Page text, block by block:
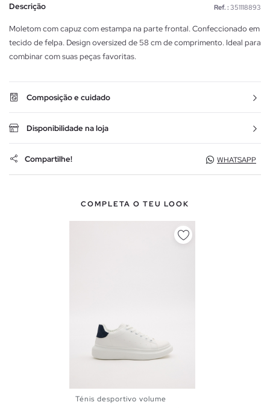
Descrição Ref. : 351118893
Moletom com capuz com estampa na parte frontal. Confeccionado em
tecido de felpa. Design oversized de 58 cm de comprimento. Ideal para
combinar com suas peças favoritas.
Composição e cuidado
Disponibilidade na loja
Compartilhe! WHATSAPP
COMPLETA O TEU LOOK
Ténis desportivo volume